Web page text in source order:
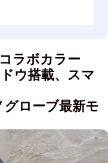
ラボカラー
ウ搭載、スマ
ローブ最新モ